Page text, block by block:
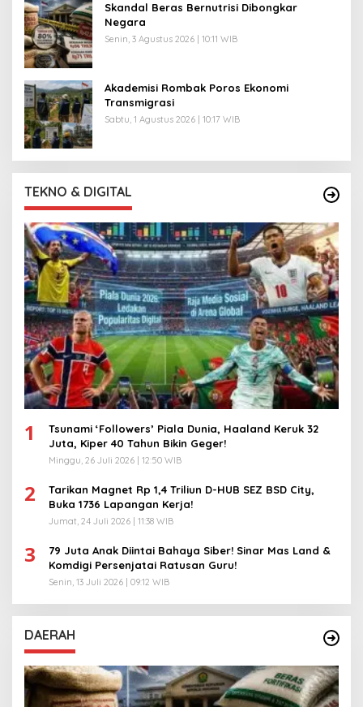
Skandal Beras Bernutrisi Dibongkar
Negara
Senin, 3 Agustus 2026 | 10:11 WIB
Akademisi Rombak Poros Ekonomi
Transmigrasi
Sabtu, 1 Agustus 2026 | 10:17 WIB
TEKNO & DIGITAL
1
Tsunami ‘Followers’ Piala Dunia, Haaland Keruk 32
Juta, Kiper 40 Tahun Bikin Geger!
Minggu, 26 Juli 2026 | 12:50 WIB
2
Tarikan Magnet Rp 1,4 Triliun D-HUB SEZ BSD City,
Buka 1736 Lapangan Kerja!
Jumat, 24 Juli 2026 | 11:38 WIB
3
79 Juta Anak Diintai Bahaya Siber! Sinar Mas Land &
Komdigi Persenjatai Ratusan Guru!
Senin, 13 Juli 2026 | 09:12 WIB
DAERAH